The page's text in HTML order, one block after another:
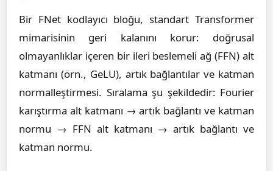
Bir FNet kodlayıcı bloğu, standart Transformer
mimarisinin geri kalanını korur: doğrusal
olmayanlıklar içeren bir ileri beslemeli ağ (FFN) alt
katmanı (örn., GeLU), artık bağlantılar ve katman
normalleştirmesi. Sıralama şu şekildedir: Fourier
karıştırma alt katmanı → artık bağlantı ve katman
normu → FFN alt katmanı → artık bağlantı ve
katman normu.